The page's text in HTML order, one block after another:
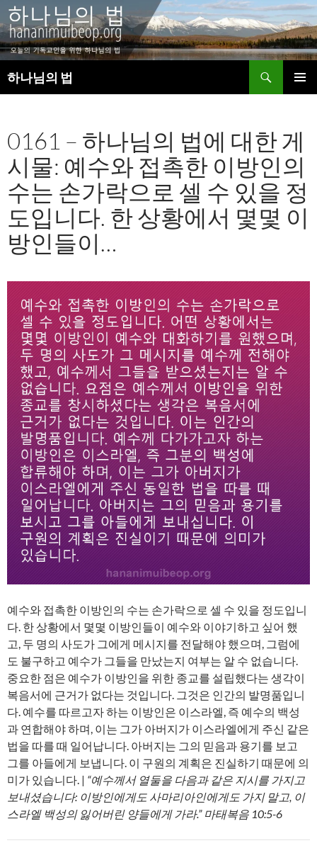
하나님의 법
색
로
건
너
뛰
기
0161 – 하나님의 법에 대한 게
시물: 예수와 접촉한 이방인의
수는 손가락으로 셀 수 있을 정
도입니다. 한 상황에서 몇몇 이
방인들이…
예수와 접촉한 이방인의 수는 손가락으로 셀 수 있을 정도입니
다. 한 상황에서 몇몇 이방인들이 예수와 이야기하고 싶어 했
고, 두 명의 사도가 그에게 메시지를 전달해야 했으며, 그럼에
도 불구하고 예수가 그들을 만났는지 여부는 알 수 없습니다.
중요한 점은 예수가 이방인을 위한 종교를 설립했다는 생각이
복음서에 근거가 없다는 것입니다. 그것은 인간의 발명품입니
다. 예수를 따르고자 하는 이방인은 이스라엘, 즉 예수의 백성
과 연합해야 하며, 이는 그가 아버지가 이스라엘에게 주신 같은
법을 따를 때 일어납니다. 아버지는 그의 믿음과 용기를 보고
그를 아들에게 보냅니다. 이 구원의 계획은 진실하기 때문에 의
미가 있습니다. | “예수께서 열둘을 다음과 같은 지시를 가지고
보내셨습니다: 이방인에게도 사마리아인에게도 가지 말고, 이
스라엘 백성의 잃어버린 양들에게 가라.” 마태복음 10:5-6